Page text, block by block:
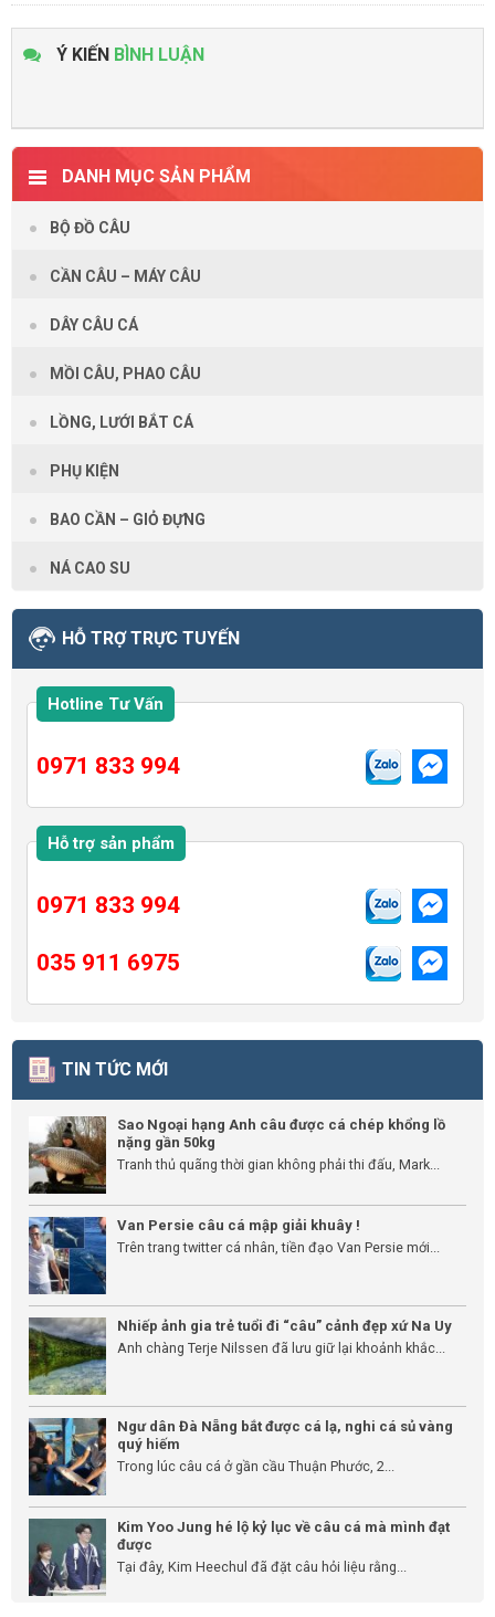
Ý KIẾN BÌNH LUẬN
DANH MỤC SẢN PHẨM
BỘ ĐỒ CÂU
CẦN CÂU – MÁY CÂU
DÂY CÂU CÁ
MỒI CÂU, PHAO CÂU
LỒNG, LƯỚI BẮT CÁ
PHỤ KIỆN
BAO CẦN – GIỎ ĐỰNG
NÁ CAO SU
HỖ TRỢ TRỰC TUYẾN
Hotline Tư Vấn
0971 833 994
Hỗ trợ sản phẩm
0971 833 994
035 911 6975
TIN TỨC MỚI
Sao Ngoại hạng Anh câu được cá chép khổng lồ
nặng gần 50kg
Tranh thủ quãng thời gian không phải thi đấu, Mark...
Van Persie câu cá mập giải khuây !
Trên trang twitter cá nhân, tiền đạo Van Persie mới...
Nhiếp ảnh gia trẻ tuổi đi “câu” cảnh đẹp xứ Na Uy
Anh chàng Terje Nilssen đã lưu giữ lại khoảnh khắc...
Ngư dân Đà Nẵng bắt được cá lạ, nghi cá sủ vàng
quý hiếm
Trong lúc câu cá ở gần cầu Thuận Phước, 2...
Kim Yoo Jung hé lộ kỷ lục về câu cá mà mình đạt
được
Tại đây, Kim Heechul đã đặt câu hỏi liệu rằng...